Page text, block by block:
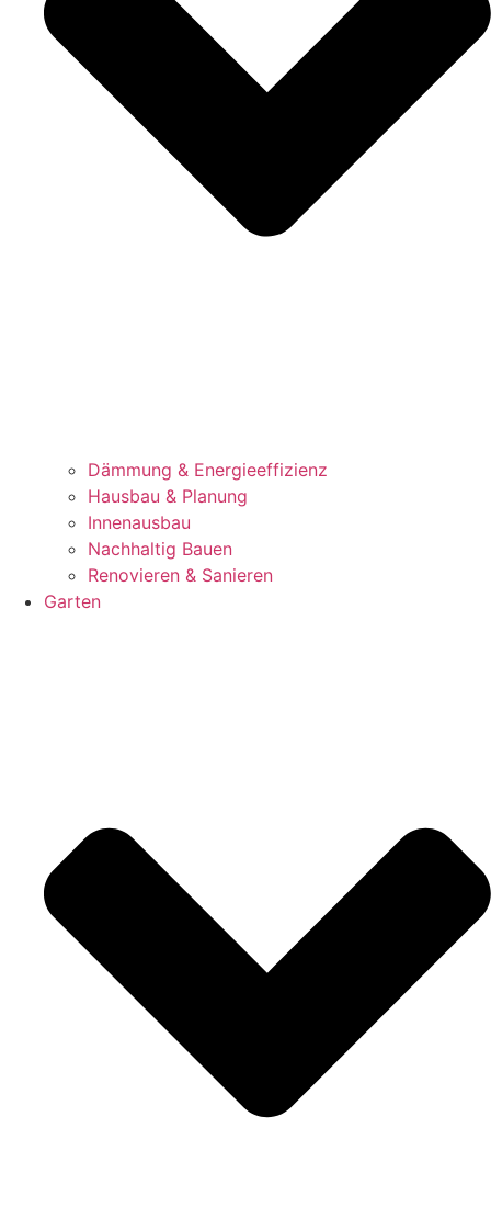
Dämmung & Energieeffizienz
Hausbau & Planung
Innenausbau
Nachhaltig Bauen
Renovieren & Sanieren
Garten